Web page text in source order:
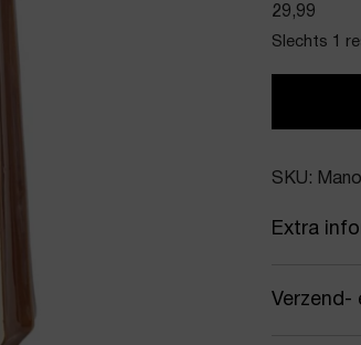
29,99
Slechts 1
SKU:
Extra
Kleur
Verzend-